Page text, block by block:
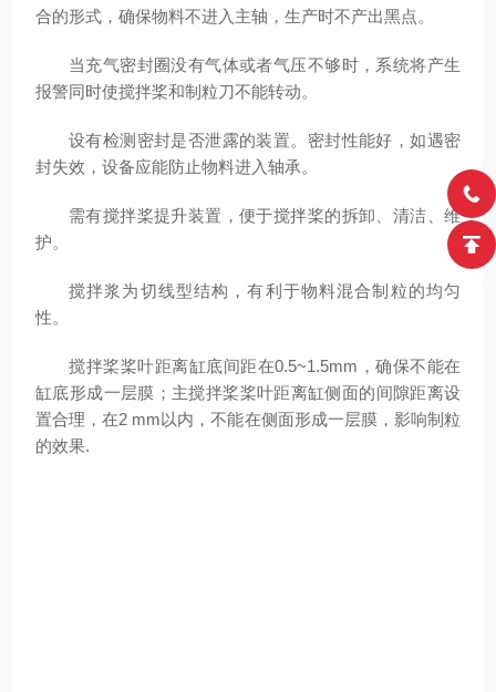
合的形式，确保物料不进入主轴，生产时不产出黑点。
当充气密封圈没有气体或者气压不够时，系统将产生
报警同时使搅拌桨和制粒刀不能转动。
设有检测密封是否泄露的装置。密封性能好，如遇密
封失效，设备应能防止物料进入轴承。
需有搅拌桨提升装置，便于搅拌桨的拆卸、清洁、维
护。
搅拌浆为切线型结构，有利于物料混合制粒的均匀
性。
搅拌桨桨叶距离缸底间距在0.5~1.5mm，确保不能在
缸底形成一层膜；主搅拌桨桨叶距离缸侧面的间隙距离设
置合理，在2 mm以内，不能在侧面形成一层膜，影响制粒
的效果.